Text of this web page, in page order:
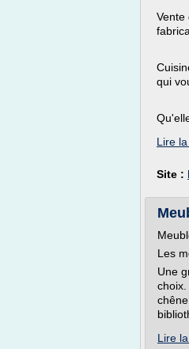
Vente
qui
Lire
Site :
Les
Une
Lire